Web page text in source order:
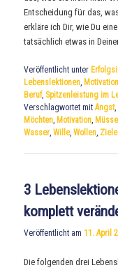
Entscheidung für das,
erkläre ich Dir, wie Du
tatsächlich etwas in
Veröffentlicht unter
Lebenslektionen,
Beruf, Spitzenleistung im
Verschlagwortet mit Angst,
Möchten, Motivation,
Wasser,Wille,Wollen, Ziele
3
komplett
Veröffentlicht am11. April
Die folgenden drei